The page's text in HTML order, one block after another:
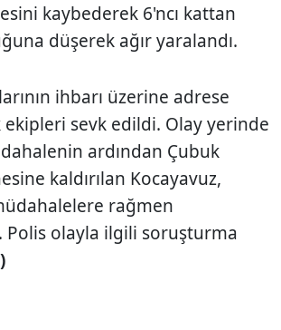
kaybederek 6'ncı kattan
düşerek ağır yaralandı.
ihbarı üzerine adrese
ekipleri sevk edildi. Olay yerinde
ardından Çubuk
kaldırılan Kocayavuz,
rağmen
Polis olayla ilgili soruşturma